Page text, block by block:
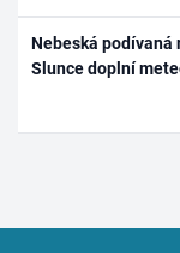
Nebeská podívaná
Slunce doplní